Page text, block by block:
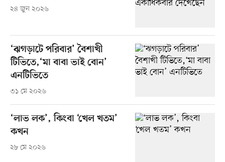
২৪ জুন ২০২৬
‘ঝগড়াটে পরিবার’ বৈশাখী
টিভিতে,‘মা বাবা ভাই বোন’
এনটিভিতে
৩১ মে ২০২৬
‘লাভ লক’, কিংবা ‘খেল খতম’
কখন
২৮ মে ২০২৬